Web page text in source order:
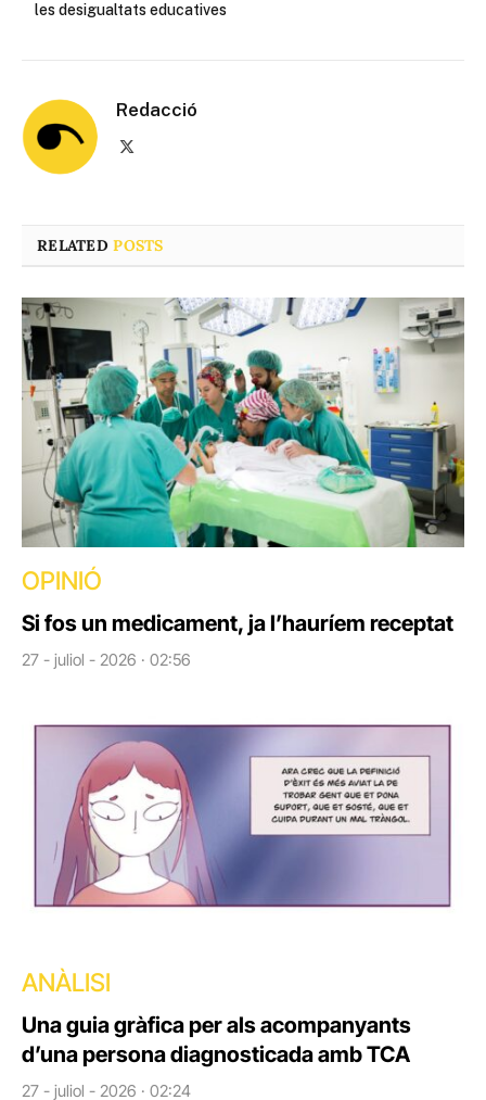
les desigualtats educatives
Redacció
RELATEDPOSTS
OPINIÓ
Si fos un medicament, ja l’hauríem receptat
27 - juliol - 2026 · 02:56
ANÀLISI
Una guia gràfica per als acompanyants
d’una persona diagnosticada amb TCA
27 - juliol - 2026 · 02:24